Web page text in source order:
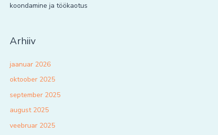
koondamine ja töökaotus
Arhiiv
jaanuar 2026
oktoober 2025
september 2025
august 2025
veebruar 2025